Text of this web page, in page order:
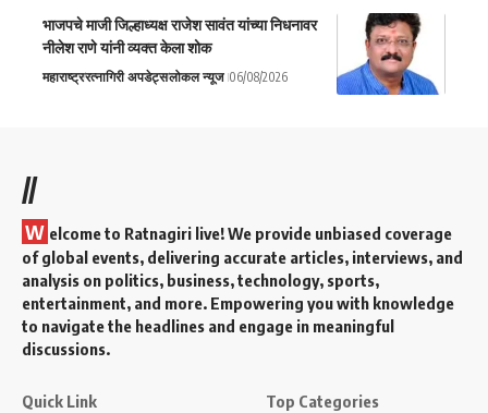
भाजपचे माजी जिल्हाध्यक्ष राजेश सावंत यांच्या निधनावर
नीलेश राणे यांनी व्यक्त केला शोक
महाराष्ट्ररत्नागिरी अपडेट्सलोकल न्यूज 06/08/2026
//
W elcome to Ratnagiri live! We provide unbiased coverage
of global events, delivering accurate articles, interviews, and
analysis on politics, business, technology, sports,
entertainment, and more. Empowering you with knowledge
to navigate the headlines and engage in meaningful
discussions.
Quick Link Top Categories